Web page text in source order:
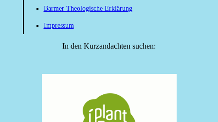
Barmer Theologische Erklärung
Impressum
In den Kurzandachten suchen: